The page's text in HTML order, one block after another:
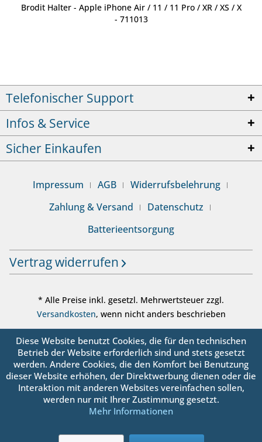
Brodit Halter - Apple iPhone Air / 11 / 11 Pro / XR / XS / X
- 711013
Telefonischer Support
Infos & Service
Sicher Einkaufen
Impressum AGB
Widerrufsbelehrung
Zahlung & Versand
Datenschutz
Batterieentsorgung
Vertrag widerrufen
* Alle Preise inkl. gesetzl. Mehrwertsteuer zzgl.
Versandkosten, wenn nicht anders beschrieben
© sanbo OHG - Alle Rechte vorbehalten
Diese Website benutzt Cookies, die für den technischen
Betrieb der Website erforderlich sind und stets gesetzt
werden. Andere Cookies, die den Komfort bei Benutzung
dieser Website erhöhen, der Direktwerbung dienen oder die
Interaktion mit anderen Websites vereinfachen sollen,
werden nur mit Ihrer Zustimmung gesetzt.
Mehr Informationen